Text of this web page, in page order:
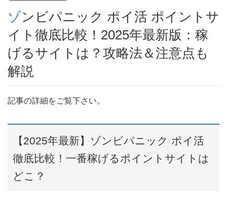
ゾンビパニック ポイ活 ポイントサ
イト徹底比較！2025年最新版：稼
げるサイトは？攻略法＆注意点も
解説
記事の詳細をご覧下さい。
【2025年最新】ゾンビパニック ポイ活
徹底比較！一番稼げるポイントサイトは
どこ？